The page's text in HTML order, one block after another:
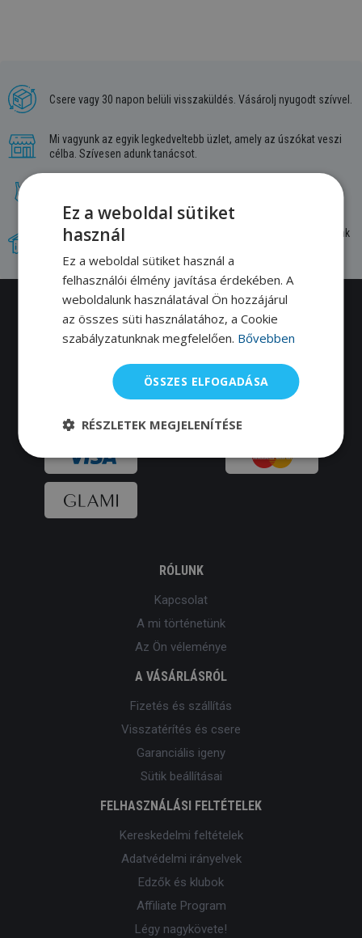
Csere vagy 30 napon belüli visszaküldés. Vásárolj nyugodt szívvel.
Mi vagyunk az egyik legkedveltebb üzlet, amely az úszókat veszi
célba. Szívesen adunk tanácsot.
Újdonságok, amelyeket tőlünk szerezhetsz be először. Mi magunk
Több, mint 12 ezer úszó nem tévedhet.
Kövess bennünket: Youtube
RÓLUNK
Kapcsolat
A mi történetünk
Az Ön véleménye
A VÁSÁRLÁSRÓL
Fizetés és szállítás
Visszatérítés és csere
Garanciális igeny
Sütik beállításai
FELHASZNÁLÁSI FELTÉTELEK
Kereskedelmi feltételek
Adatvédelmi irányelvek
Edzők és klubok
Affiliate Program
Légy nagykövete!
Ez a weboldal sütiket
használ
Ez a weboldal sütiket használ a
felhasználói élmény javítása érdekében. A
weboldalunk használatával Ön hozzájárul
az összes süti használatához, a Cookie
szabályzatunknak megfelelően. Bővebben
ÖSSZES ELFOGADÁSA
RÉSZLETEK MEGJELENÍTÉSE